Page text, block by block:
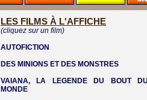
LES FILMS À L'AFFICHE
(cliquez sur un film)
AUTOFICTION
DES MINIONS ET DES MONSTRES
VAIANA, LA LEGENDE DU BOUT
MONDE